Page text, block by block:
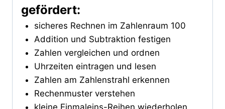
gefördert:
sicheres Rechnen im Zahlenraum 100
Addition und Subtraktion festigen
Zahlen vergleichen und ordnen
Uhrzeiten eintragen und lesen
Zahlen am Zahlenstrahl erkennen
Rechenmuster verstehen